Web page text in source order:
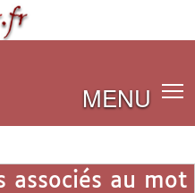
MENU
associés au mot